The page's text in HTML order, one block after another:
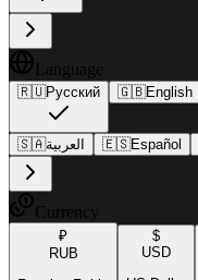
Language
🇷🇺Русский 🇬🇧English
🇸🇦العربية 🇪🇸Español
Currency
₽
RUB
$
USD